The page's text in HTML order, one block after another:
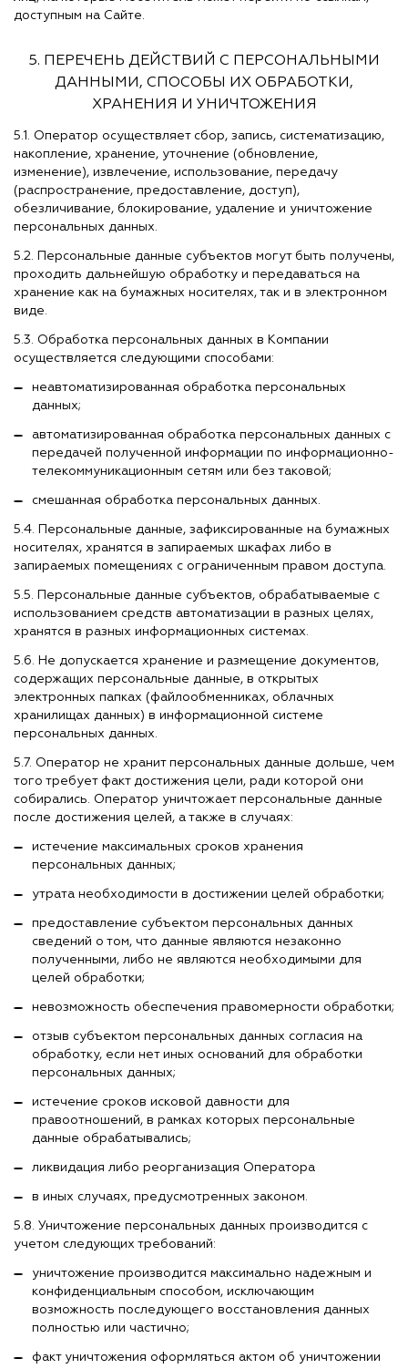
доступным на Сайте.
5. ПЕРЕЧЕНЬ ДЕЙСТВИЙ С ПЕРСОНАЛЬНЫМИ
ДАННЫМИ, СПОСОБЫ ИХ ОБРАБОТКИ,
ХРАНЕНИЯ И УНИЧТОЖЕНИЯ
5.1. Оператор осуществляет сбор, запись, систематизацию,
накопление, хранение, уточнение (обновление,
изменение), извлечение, использование, передачу
(распространение, предоставление, доступ),
обезличивание, блокирование, удаление и уничтожение
персональных данных.
5.2. Персональные данные субъектов могут быть получены,
проходить дальнейшую обработку и передаваться на
хранение как на бумажных носителях, так и в электронном
виде.
5.3. Обработка персональных данных в Компании
осуществляется следующими способами:
неавтоматизированная обработка персональных
данных;
автоматизированная обработка персональных данных с
передачей полученной информации по информационно-
телекоммуникационным сетям или без таковой;
смешанная обработка персональных данных.
5.4. Персональные данные, зафиксированные на бумажных
носителях, хранятся в запираемых шкафах либо в
запираемых помещениях с ограниченным правом доступа.
5.5. Персональные данные субъектов, обрабатываемые с
использованием средств автоматизации в разных целях,
хранятся в разных информационных системах.
5.6. Не допускается хранение и размещение документов,
содержащих персональные данные, в открытых
электронных папках (файлообменниках, облачных
хранилищах данных) в информационной системе
персональных данных.
5.7. Оператор не хранит персональных данные дольше, чем
того требует факт достижения цели, ради которой они
собирались. Оператор уничтожает персональные данные
после достижения целей, а также в случаях:
истечение максимальных сроков хранения
персональных данных;
утрата необходимости в достижении целей обработки;
предоставление субъектом персональных данных
сведений о том, что данные являются незаконно
полученными, либо не являются необходимыми для
целей обработки;
невозможность обеспечения правомерности обработки;
отзыв субъектом персональных данных согласия на
обработку, если нет иных оснований для обработки
персональных данных;
истечение сроков исковой давности для
правоотношений, в рамках которых персональные
данные обрабатывались;
ликвидация либо реорганизация Оператора
в иных случаях, предусмотренных законом.
5.8. Уничтожение персональных данных производится с
учетом следующих требований:
уничтожение производится максимально надежным и
конфиденциальным способом, исключающим
возможность последующего восстановления данных
полностью или частично;
факт уничтожения оформляться актом об уничтожении